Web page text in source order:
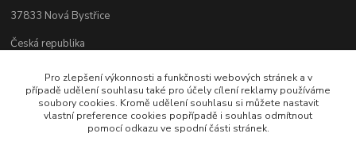
37833 Nová Bystřice
Česká republika
Kontakty
Bc. Věra Pospíchalová
Pro zlepšení výkonnosti a funkčnosti webových stránek a v
případě udělení souhlasu také pro účely cílení reklamy používáme
soubory cookies. Kromě udělení souhlasu si můžete nastavit
vlastní preference cookies popřípadě i souhlas odmítnout
pomocí odkazu ve spodní části stránek.